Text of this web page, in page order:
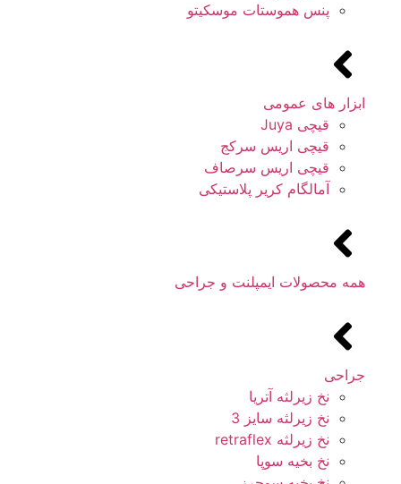
پنس هموستات موسکیتو
ابزار های عمومی
قیچی Juya
قیچی اریس سرکج
قیچی اریس سرصاف
آمالگام کریر پلاستیکی
همه محصولات ایمپلنت و جراحی
جراحی
نخ زیرلثه آتریا
نخ زیرلثه سایز 3
نخ زیرلثه retraflex
نخ بخیه سوپا